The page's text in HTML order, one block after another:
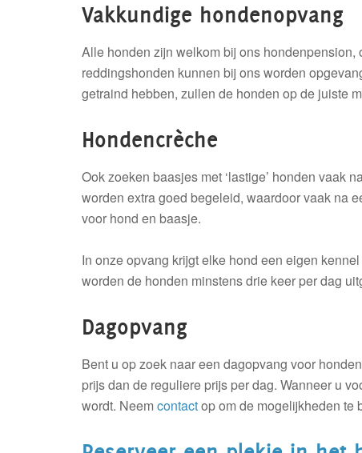
Vakkundige hondenopvang
Alle honden zijn welkom bij ons
reddingshonden kunnen bij ons worden
getraind hebben, zullen de honden op de juiste
Hondencrèche
Ook zoeken baasjes met ‘lastige’ honden vaak
worden extra goed begeleid, waardoor vaak na
voor hond en baasje.
In onze opvang krijgt elke hond een eigen
worden de honden minstens drie keer per dag
Dagopvang
Bent u op zoek naar een dagopvang voor
prijs dan de reguliere prijs per dag. Wanneer u
wordt. Neemcontactop om de mogelijkheden te